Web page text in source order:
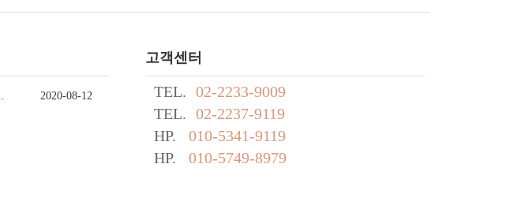
2020-08-12
고객센터
TEL. 02-2233-9009
TEL. 02-2237-9119
HP.
010-5341-9119
HP.
010-5749-8979